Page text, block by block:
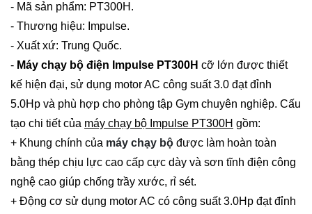
- Mã sản phẩm: PT300H.
- Thương hiệu: Impulse.
- Xuất xứ: Trung Quốc.
- Máy chạy bộ điện Impulse PT300H cỡ lớn được thiết
kế hiện đại, sử dụng motor AC công suất 3.0 đạt đỉnh
5.0Hp và phù hợp cho phòng tập Gym chuyên nghiệp. Cấu
tạo chi tiết của máy chạy bộ Impulse PT300H gồm:
+ Khung chính của máy chạy bộ được làm hoàn toàn
bằng thép chịu lực cao cấp cực dày và sơn tĩnh điện công
nghệ cao giúp chống trầy xước, rỉ sét.
+ Động cơ sử dụng motor AC có công suất 3.0Hp đạt đỉnh